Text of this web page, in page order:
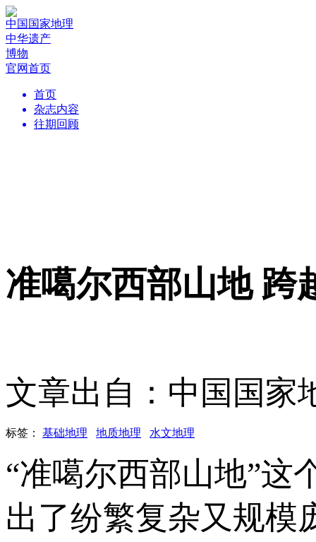
中国国家地理
中华遗产
博物
官网首页
首页
杂志内容
往期回顾
准噶尔西部山地 跨
文章出自：中国国家
标签： 基础地理 地质地理 水文地理
“准噶尔西部山地”这
出了纷繁复杂又规模